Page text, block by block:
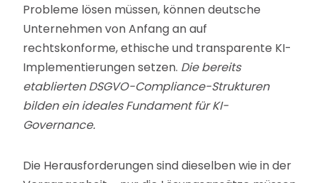
Probleme lösen müssen, können deutsche
Unternehmen von Anfang an auf
rechtskonforme, ethische und transparente KI-
Implementierungen setzen. Die bereits
etablierten DSGVO-Compliance-Strukturen
bilden ein ideales Fundament für KI-
Governance.
Die Herausforderungen sind dieselben wie in der